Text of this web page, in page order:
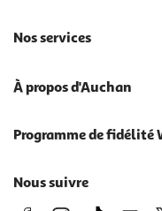
Nos services
À propos d'Auchan
Programme de fidélité
Nous suivre